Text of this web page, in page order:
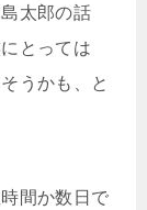
太郎の話
とっては
うかも、と
間か数日で